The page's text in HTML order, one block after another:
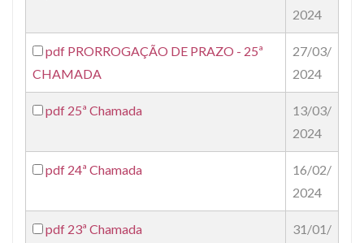
2024
pdf PRORROGAÇÃO DE PRAZO - 25ª
CHAMADA
27/03/
2024
pdf 25ª Chamada
13/03/
2024
pdf 24ª Chamada
16/02/
2024
pdf 23ª Chamada
31/01/